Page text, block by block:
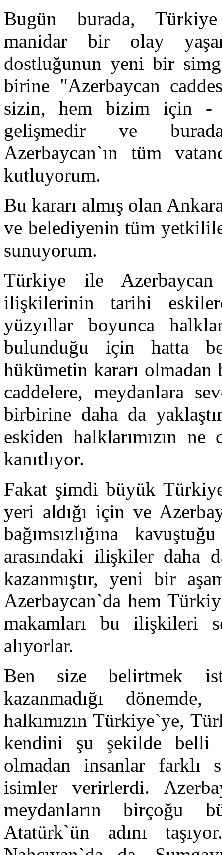
Bugün burada,
manidar bir olay
dostluğunun yeni bir
birine "Azerbaycan
sizin, hem bizim için -
gelişmedir ve
Azerbaycan`ın tüm
kutluyorum.
Bu kararı almış olan
ve belediyenin tüm
sunuyorum.
Türkiye ile Azerbaycan
ilişkilerinin tarihi
yüzyıllar boyunca
bulunduğu için hatta
hükümetin kararı
caddelere, meydanlara
birbirine daha da
eskiden halklarımızın
kanıtlıyor.
Fakat şimdi büyük
yeri aldığı için ve
bağımsızlığına
arasındaki ilişkiler daha
kazanmıştır, yeni bir
Azerbaycan`da hem
makamları bu ilişkileri
alıyorlar.
Ben size belirtmek
kazanmadığı
halkımızın Türkiye`ye,
kendini şu şekilde belli
olmadan insanlar farklı
isimler verirlerdi.
meydanların birçoğu
Atatürk`ün adını